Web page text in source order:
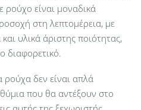
είναι μοναδικά
στη λεπτομέρεια, με
υλικά άριστης ποιότητας,
διαφορετικό.
ρούχα δεν είναι απλά
που θα αντέξουν στο